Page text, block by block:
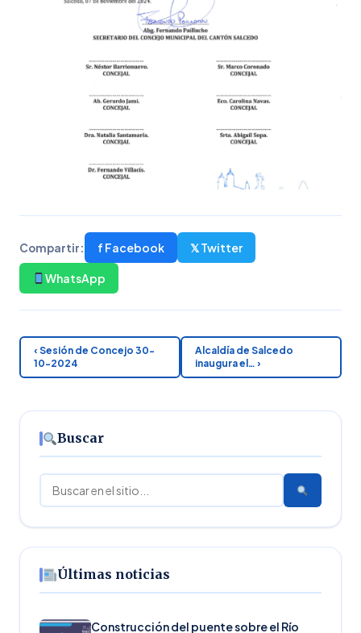
Compartir: f Facebook 𝕏 Twitter
WhatsApp
‹ Sesión de Concejo 30-
10-2024
Alcaldía de Salcedo
inaugura el… ›
Buscar
Buscar
Últimas noticias
Construcción del puente sobre el Río